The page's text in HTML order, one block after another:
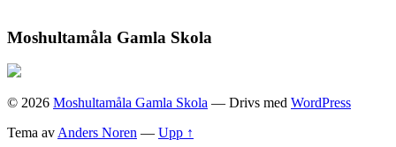
Moshultamåla Gamla Skola
© 2026 Moshultamåla Gamla Skola — Drivs med WordPress
Tema av Anders Noren — Upp ↑